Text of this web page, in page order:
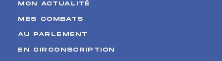
MON ACTUALITÉ
MES COMBATS
AU PARLEMENT
EN CIRCONSCRIPTION